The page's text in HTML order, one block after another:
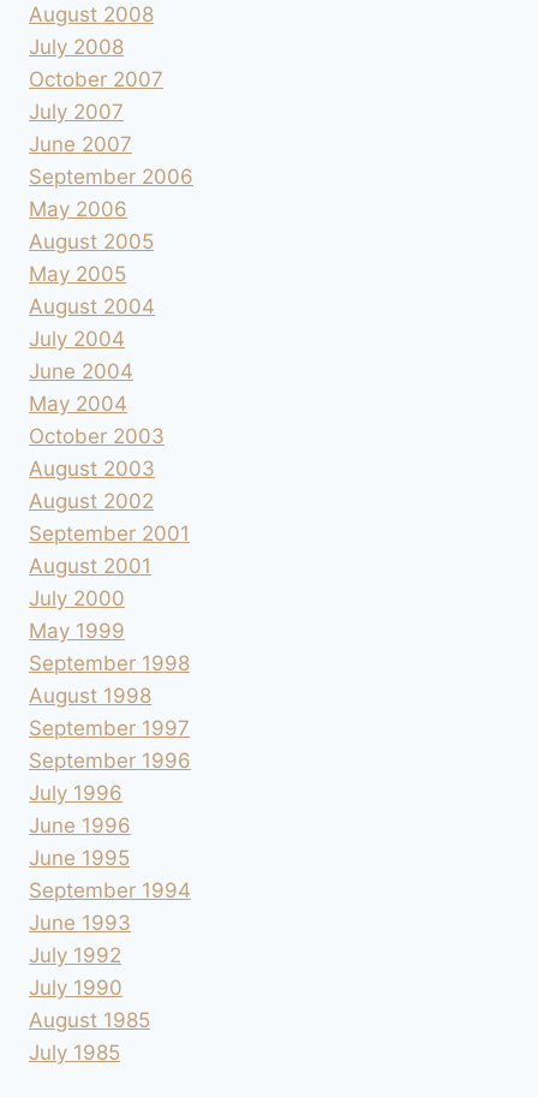
August 2008
July 2008
October 2007
July 2007
June 2007
September 2006
May 2006
August 2005
May 2005
August 2004
July 2004
June 2004
May 2004
October 2003
August 2003
August 2002
September 2001
August 2001
July 2000
May 1999
September 1998
August 1998
September 1997
September 1996
July 1996
June 1996
June 1995
September 1994
June 1993
July 1992
July 1990
August 1985
July 1985